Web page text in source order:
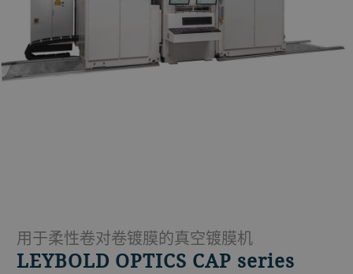
用于柔性卷对卷镀膜的真空镀膜机
LEYBOLD OPTICS CAP series